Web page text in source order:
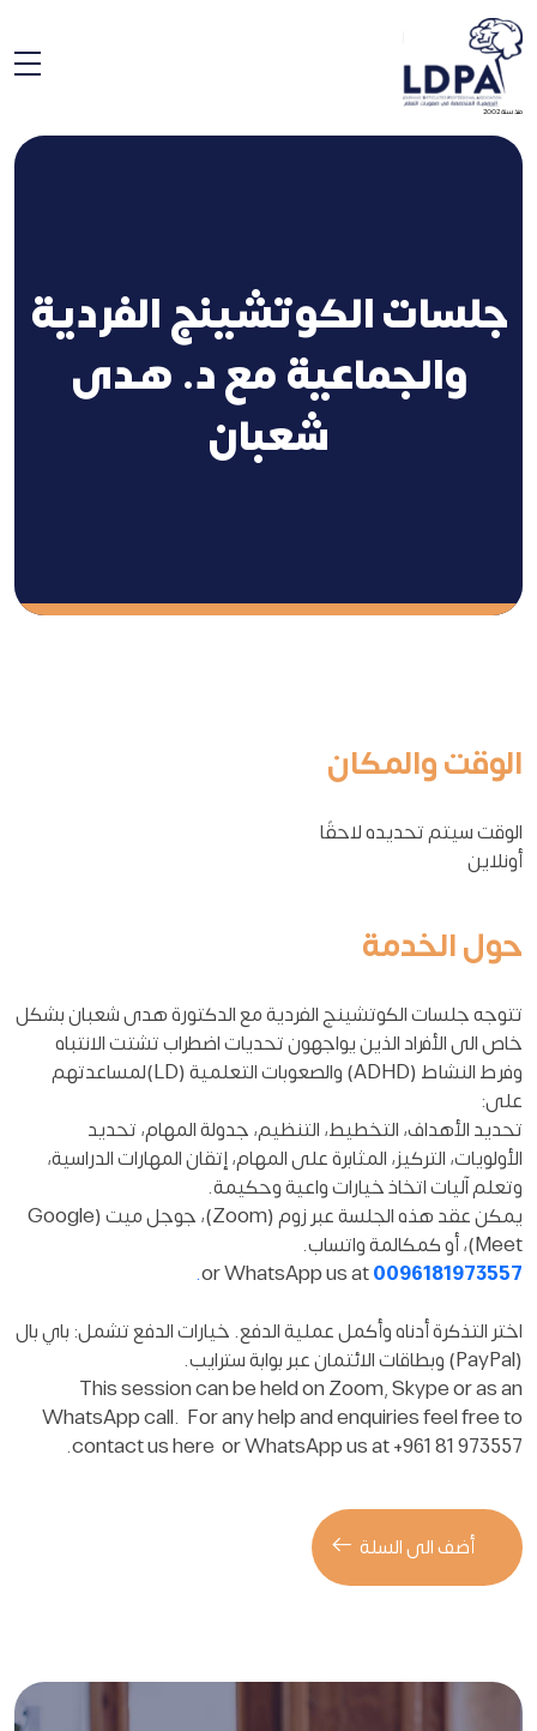
منذ سنة 2002
جلسات الكوتشينج الفردية
والجماعية مع د. هدى
شعبان
الوقت والمكان
الوقت سيتم تحديده لاحقًا
أونلاين
حول الخدمة
تتوجه جلسات الكوتشينج الفردية مع الدكتورة هدى شعبان بشكل
خاص الى الأفراد الذين يواجهون تحديات اضطراب تشتت الانتباه
وفرط النشاط (ADHD) والصعوبات التعلمية (LD)لمساعدتهم
على:
تحديد الأهداف، التخطيط، التنظيم، جدولة المهام، تحديد
الأولويات، التركيز، المثابرة على المهام، إتقان المهارات الدراسية،
وتعلم آليات اتخاذ خيارات واعية وحكيمة.
يمكن عقد هذه الجلسة عبر زوم (Zoom)، جوجل ميت (Google
Meet)، أو كمكالمة واتساب.
or WhatsApp us at0096181973557
.
اختر التذكرة أدناه وأكمل عملية الدفع. خيارات الدفع تشمل: باي بال
(PayPal) وبطاقات الائتمان عبر بوابة سترايب.
This session can be held on Zoom, Skype or as an
WhatsApp call. For any help and enquiries feel free to
contact us here or WhatsApp us at +961 81 973557.
أضف الى السلة